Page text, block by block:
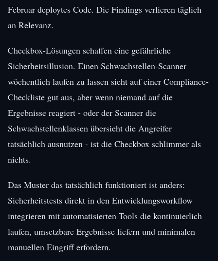
Februar deploytes Code. Die Findings verlieren täglich
an Relevanz.
Checkbox-Lösungen schaffen eine gefährliche
Sicherheitsillusion. Einen Schwachstellen-Scanner
wöchentlich laufen zu lassen sieht auf einer Compliance-
Checkliste gut aus, aber wenn niemand auf die
Ergebnisse reagiert - oder der Scanner die
Schwachstellenklassen übersieht die Angreifer
tatsächlich ausnutzen - ist die Checkbox schlimmer als
nichts.
Das Muster das tatsächlich funktioniert ist anders:
Sicherheitstests direkt in den Entwicklungsworkflow
integrieren mit automatisierten Tools die kontinuierlich
laufen, umsetzbare Ergebnisse liefern und minimalen
manuellen Eingriff erfordern.